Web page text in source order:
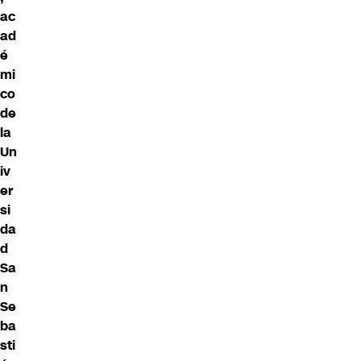
ac
ad
é
mi
co
de
la
Un
iv
er
si
da
d
Sa
n
Se
ba
sti